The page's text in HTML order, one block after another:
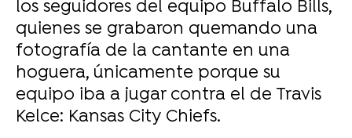
los seguidores del equipo Buffalo Bills,
quienes se grabaron quemando una
fotografía de la cantante en una
hoguera, únicamente porque su
equipo iba a jugar contra el de Travis
Kelce: Kansas City Chiefs.